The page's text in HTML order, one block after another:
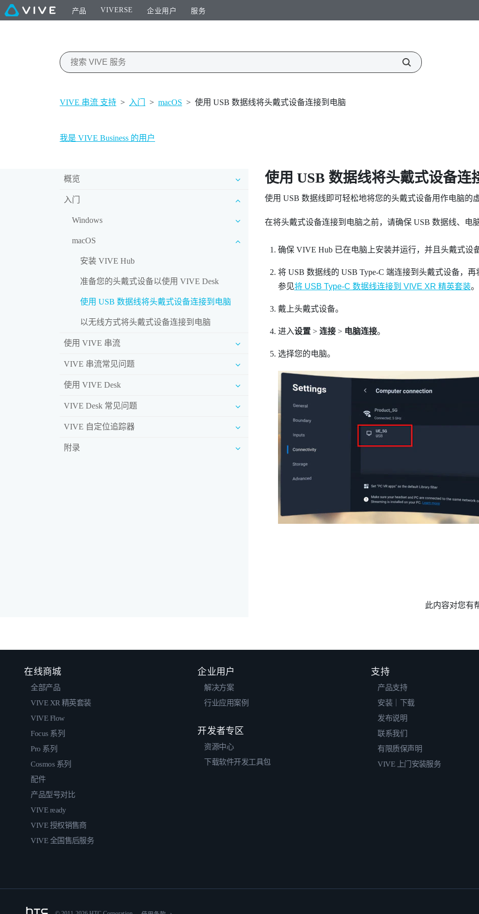
产品 VIVERSE 企业用户 服务
VIVE 串流 支持 > 入门 > macOS > 使用 USB 数据线将头戴式设备连接到电脑
我是 VIVE Business 的用户
概览
入门
Windows
macOS
安装 VIVE Hub
准备您的头戴式设备以使用 VIVE Desk
使用 USB 数据线将头戴式设备连接到电脑
以无线方式将头戴式设备连接到电脑
使用 VIVE 串流
VIVE 串流常见问题
使用 VIVE Desk
VIVE Desk 常见问题
VIVE 自定位追踪器
附录
使用 USB 数据线将头戴式设备连
使用 USB 数据线即可轻松地将您的头戴式设备用作电脑的
在将头戴式设备连接到电脑之前，请确保 USB 数据线、电
确保 VIVE Hub已在电脑上安装并运行，并且头戴式设
将 USB 数据线的 USB Type-C 端连接到头戴式设备，再
参见将 USB Type-C 数据线连接到 VIVE XR 精英套装。
戴上头戴式设备。
进入设置> 连接> 电脑连接。
选择您的电脑。
此内容对您有
在线商城
全部产品
VIVE XR 精英套装
VIVE Flow
Focus 系列
Pro 系列
Cosmos 系列
配件
产品型号对比
VIVE ready
VIVE 授权销售商
VIVE 全国售后服务
企业用户
解决方案
行业应用案例
开发者专区
资源中心
下载软件开发工具包
支持
产品支持
安装｜下载
发布说明
联系我们
有限质保声明
VIVE 上门安装服务